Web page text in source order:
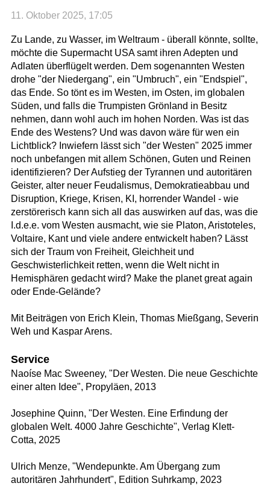
11. Oktober 2025, 17:05
Zu Lande, zu Wasser, im Weltraum - überall könnte, sollte,
möchte die Supermacht USA samt ihren Adepten und
Adlaten überflügelt werden. Dem sogenannten Westen
drohe "der Niedergang", ein "Umbruch", ein "Endspiel",
das Ende. So tönt es im Westen, im Osten, im globalen
Süden, und falls die Trumpisten Grönland in Besitz
nehmen, dann wohl auch im hohen Norden. Was ist das
Ende des Westens? Und was davon wäre für wen ein
Lichtblick? Inwiefern lässt sich "der Westen" 2025 immer
noch unbefangen mit allem Schönen, Guten und Reinen
identifizieren? Der Aufstieg der Tyrannen und autoritären
Geister, alter neuer Feudalismus, Demokratieabbau und
Disruption, Kriege, Krisen, KI, horrender Wandel - wie
zerstörerisch kann sich all das auswirken auf das, was die
I.d.e.e. vom Westen ausmacht, wie sie Platon, Aristoteles,
Voltaire, Kant und viele andere entwickelt haben? Lässt
sich der Traum von Freiheit, Gleichheit und
Geschwisterlichkeit retten, wenn die Welt nicht in
Hemisphären gedacht wird? Make the planet great again
oder Ende-Gelände?
Mit Beiträgen von Erich Klein, Thomas Mießgang, Severin
Weh und Kaspar Arens.
Service
Naoíse Mac Sweeney, "Der Westen. Die neue Geschichte
einer alten Idee", Propyläen, 2013
Josephine Quinn, "Der Westen. Eine Erfindung der
globalen Welt. 4000 Jahre Geschichte", Verlag Klett-
Cotta, 2025
Ulrich Menze, "Wendepunkte. Am Übergang zum
autoritären Jahrhundert", Edition Suhrkamp, 2023